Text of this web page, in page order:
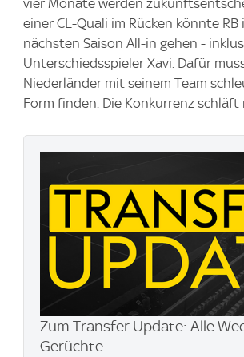
einer CL-Quali im Rücken könnte RB
nächsten Saison All-in gehen -
Unterschiedsspieler Xavi. Dafür
Niederländer mit seinem Team
Form finden. Die Konkurrenz schläft
Zum Transfer Update: Alle
Gerüchte